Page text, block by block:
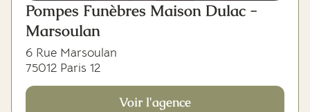
Pompes Funèbres Maison Dulac -
Marsoulan
6 Rue Marsoulan
75012 Paris 12
Voir l'agence